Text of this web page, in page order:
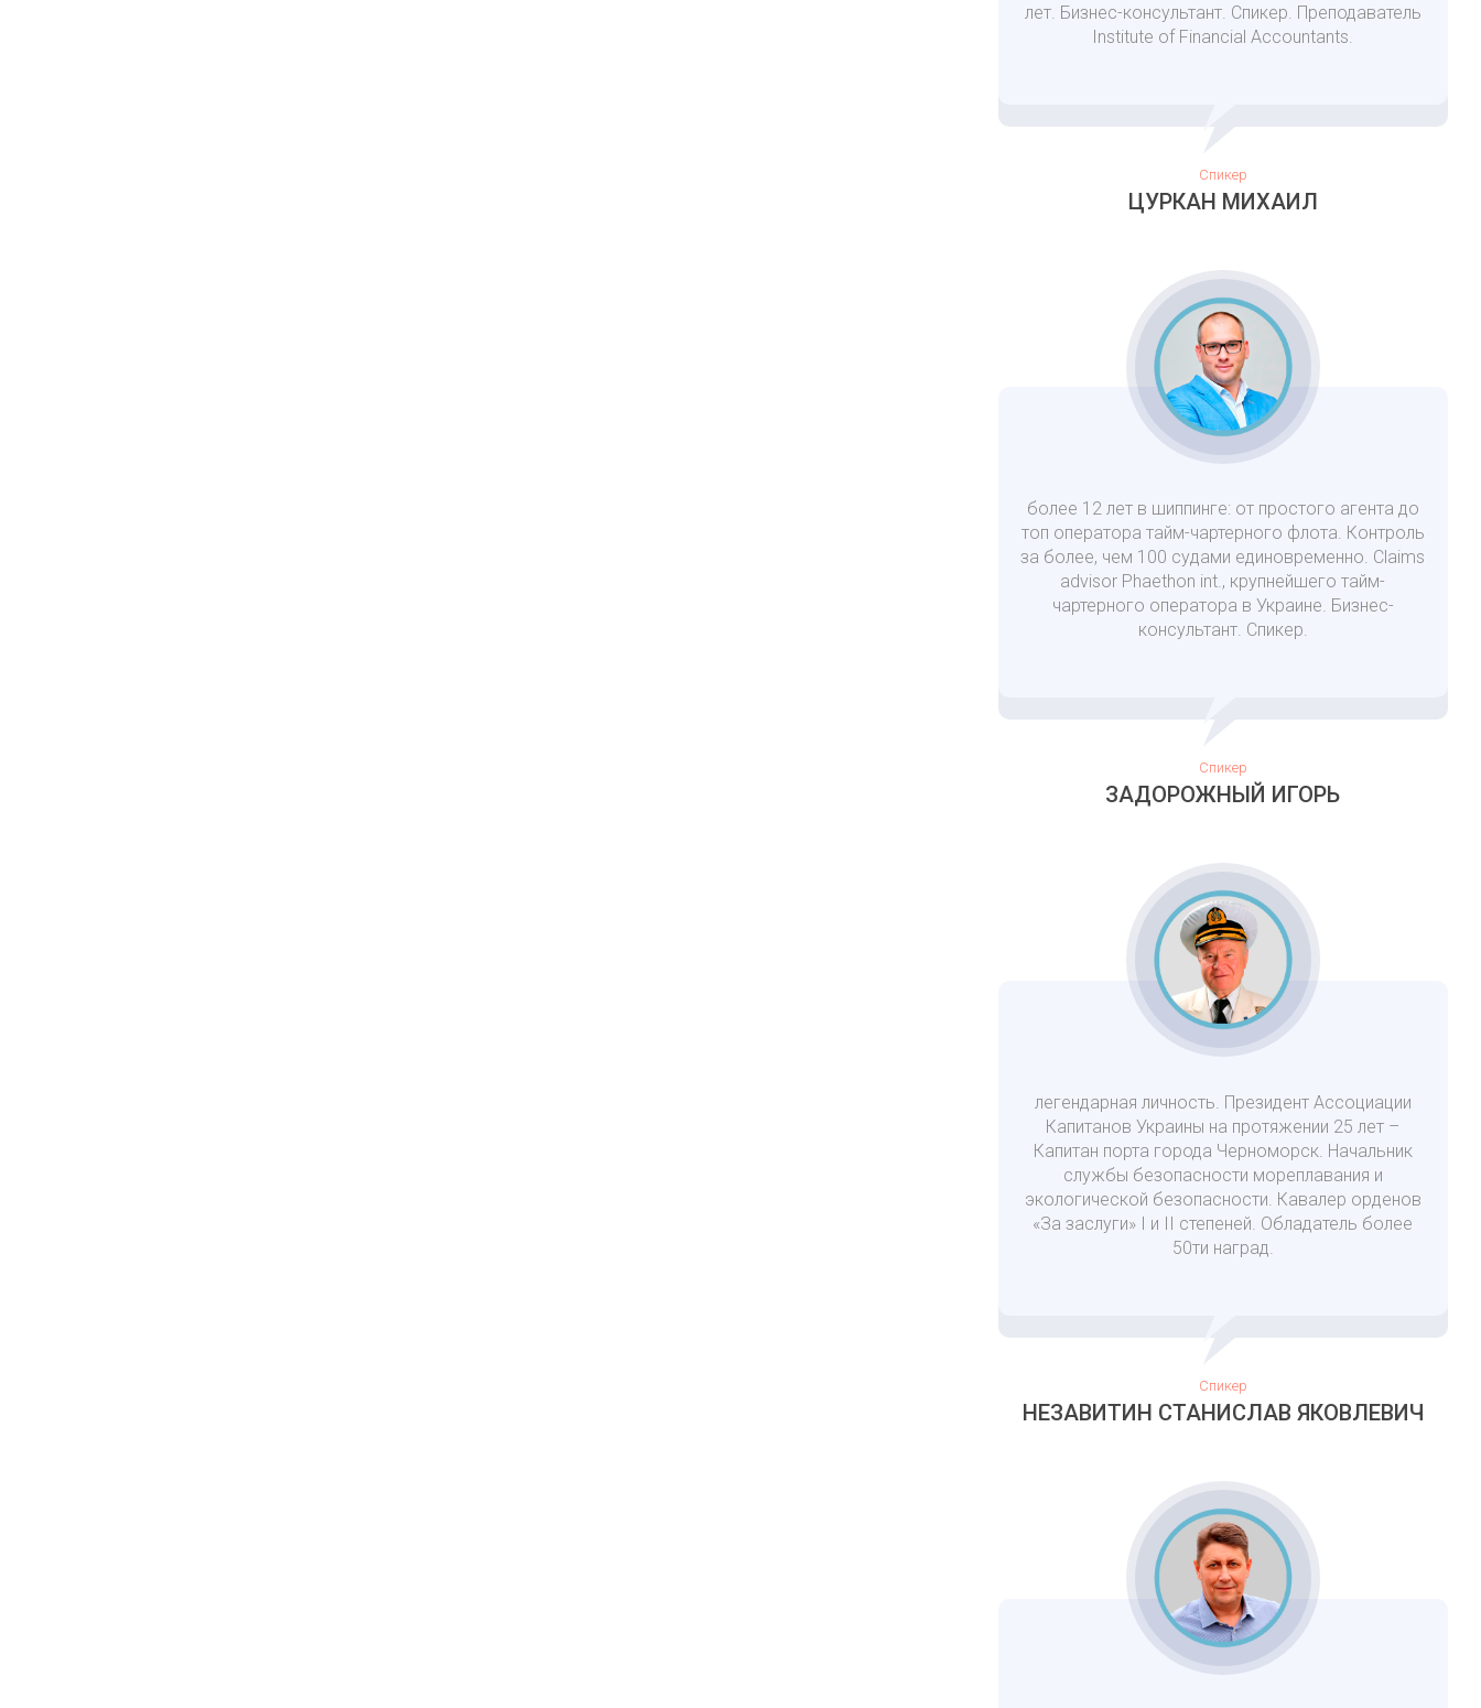
лет. Бизнес-консультант. Спикер. Преподаватель
Institute of Financial Accountants.
Спикер
ЦУРКАН МИХАИЛ
более 12 лет в шиппинге: от простого агента до
топ оператора тайм-чартерного флота. Контроль
за более, чем 100 судами единовременно. Claims
advisor Phaethon int., крупнейшего тайм-
чартерного оператора в Украине. Бизнес-
консультант. Спикер.
Спикер
ЗАДОРОЖНЫЙ ИГОРЬ
легендарная личность. Президент Ассоциации
Капитанов Украины на протяжении 25 лет –
Капитан порта города Черноморск. Начальник
службы безопасности мореплавания и
экологической безопасности. Кавалер орденов
«За заслуги» I и II степеней. Обладатель более
50ти наград.
Спикер
НЕЗАВИТИН СТАНИСЛАВ ЯКОВЛЕВИЧ